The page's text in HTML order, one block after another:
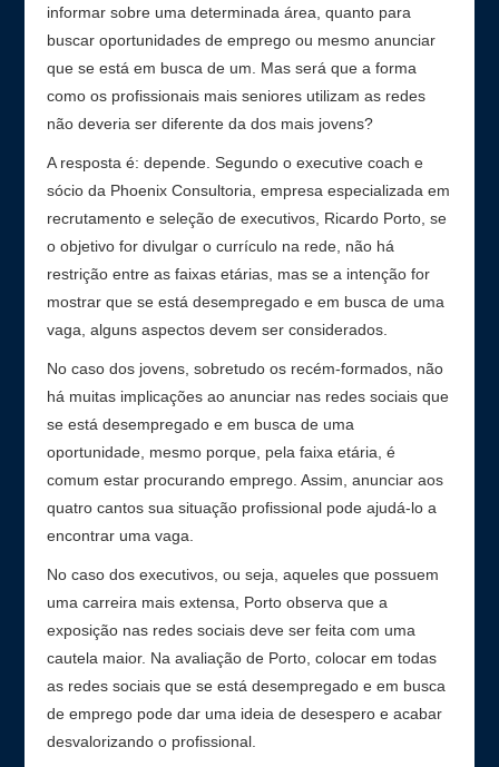
informar sobre uma determinada área, quanto para
buscar oportunidades de emprego ou mesmo anunciar
que se está em busca de um. Mas será que a forma
como os profissionais mais seniores utilizam as redes
não deveria ser diferente da dos mais jovens?
A resposta é: depende. Segundo o executive coach e
sócio da Phoenix Consultoria, empresa especializada em
recrutamento e seleção de executivos, Ricardo Porto, se
o objetivo for divulgar o currículo na rede, não há
restrição entre as faixas etárias, mas se a intenção for
mostrar que se está desempregado e em busca de uma
vaga, alguns aspectos devem ser considerados.
No caso dos jovens, sobretudo os recém-formados, não
há muitas implicações ao anunciar nas redes sociais que
se está desempregado e em busca de uma
oportunidade, mesmo porque, pela faixa etária, é
comum estar procurando emprego. Assim, anunciar aos
quatro cantos sua situação profissional pode ajudá-lo a
encontrar uma vaga.
No caso dos executivos, ou seja, aqueles que possuem
uma carreira mais extensa, Porto observa que a
exposição nas redes sociais deve ser feita com uma
cautela maior. Na avaliação de Porto, colocar em todas
as redes sociais que se está desempregado e em busca
de emprego pode dar uma ideia de desespero e acabar
desvalorizando o profissional.